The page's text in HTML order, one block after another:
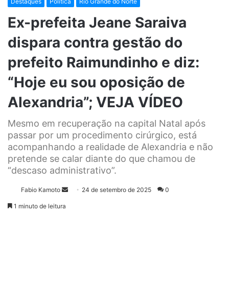
Ex-prefeita Jeane Saraiva
dispara contra gestão do
prefeito Raimundinho e diz:
“Hoje eu sou oposição de
Alexandria”; VEJA VÍDEO
Mesmo em recuperação na capital Natal após
passar por um procedimento cirúrgico, está
acompanhando a realidade de Alexandria e não
pretende se calar diante do que chamou de
“descaso administrativo”.
Fabio Kamoto 24 de setembro de 2025 0
1 minuto de leitura